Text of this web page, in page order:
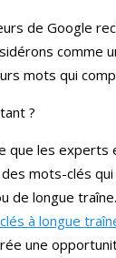
de Google
comme
mots qui
?
que les
mots-clés
de longue traîne.
à longue
une